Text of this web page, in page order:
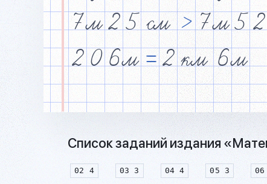
7м 2 5 см > 7м5 2
2 0 6м = 2 км 6м
Список заданий издания
02 4 03 3 04 4 05 3